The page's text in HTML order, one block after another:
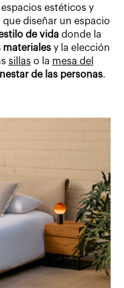
estéticos y
diseñar un espacio
de vida donde la
materialesy la elección
sillas o la mesa del
de las personas.